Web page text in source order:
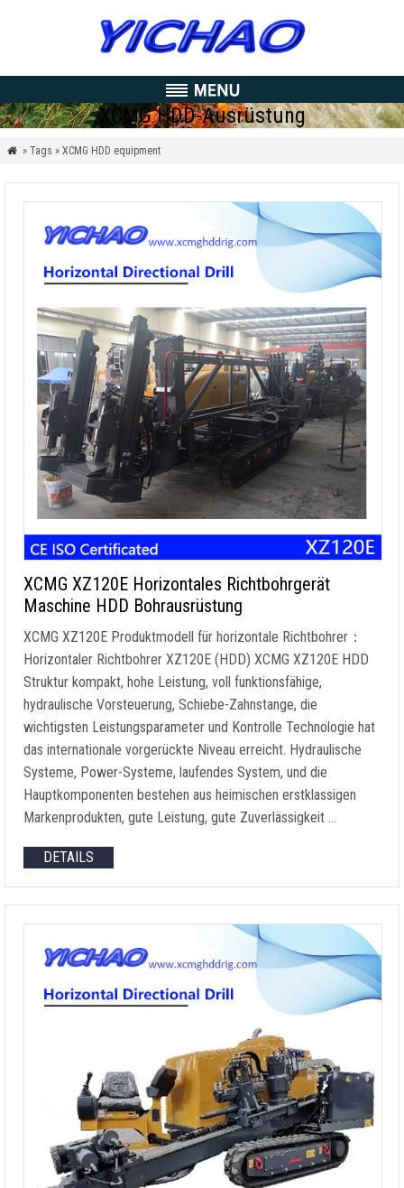
XCMG HDD-Ausrüstung
 » Tags » XCMG HDD equipment
XCMG XZ120E Horizontales Richtbohrgerät
Maschine HDD Bohrausrüstung
XCMG XZ120E Produktmodell für horizontale Richtbohrer：
Horizontaler Richtbohrer XZ120E (HDD) XCMG XZ120E HDD
Struktur kompakt, hohe Leistung, voll funktionsfähige,
hydraulische Vorsteuerung, Schiebe-Zahnstange, die
wichtigsten Leistungsparameter und Kontrolle Technologie hat
das internationale vorgerückte Niveau erreicht. Hydraulische
Systeme, Power-Systeme, laufendes System, und die
Hauptkomponenten bestehen aus heimischen erstklassigen
Markenprodukten, gute Leistung, gute Zuverlässigkeit …
DETAILS